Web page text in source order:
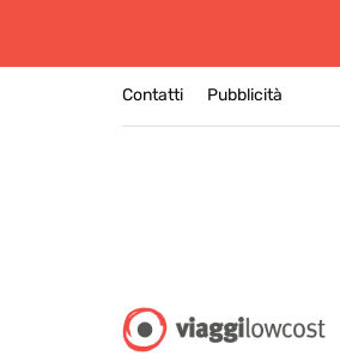
Contatti Pubblicità